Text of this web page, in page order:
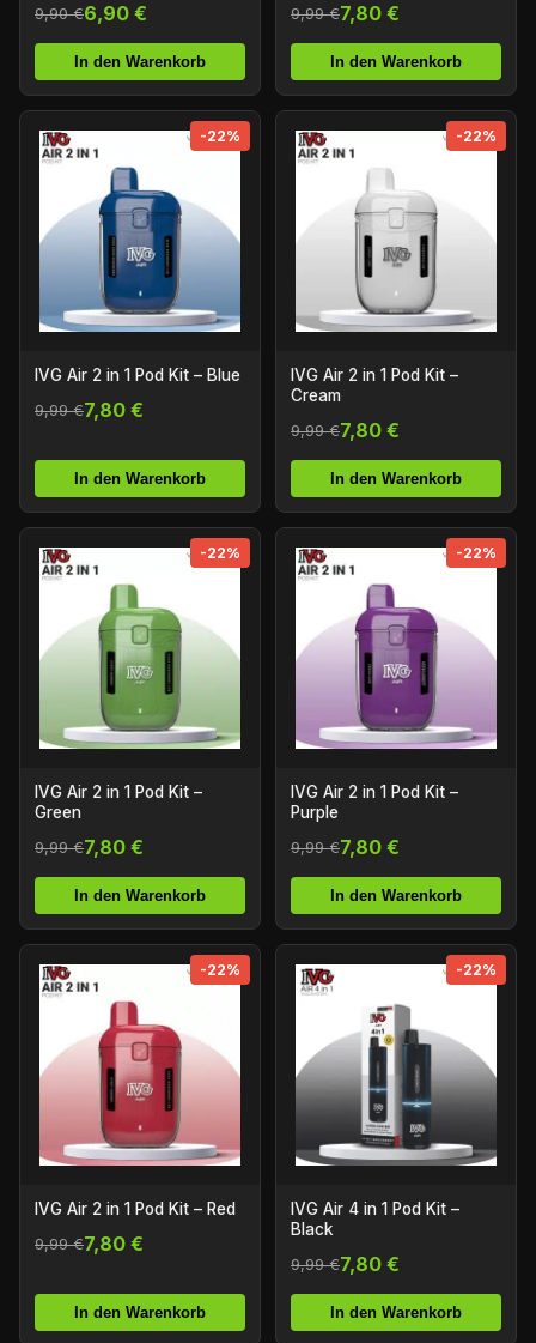
9,90 €6,90 €
In den Warenkorb
9,99 €7,80 €
In den Warenkorb
-22%
IVG Air 2 in 1 Pod Kit – Blue
9,99 €7,80 €
In den Warenkorb
-22%
IVG Air 2 in 1 Pod Kit –
Cream
9,99 €7,80 €
In den Warenkorb
-22%
IVG Air 2 in 1 Pod Kit –
Green
9,99 €7,80 €
In den Warenkorb
-22%
IVG Air 2 in 1 Pod Kit –
Purple
9,99 €7,80 €
In den Warenkorb
-22%
IVG Air 2 in 1 Pod Kit – Red
9,99 €7,80 €
In den Warenkorb
-22%
IVG Air 4 in 1 Pod Kit –
Black
9,99 €7,80 €
In den Warenkorb